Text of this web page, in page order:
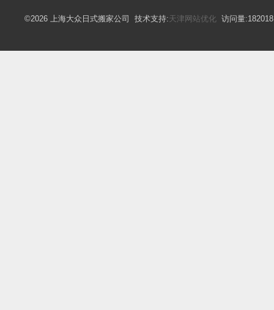
©2026 上海大众日式搬家公司 技术支持:天津网站优化 访问量